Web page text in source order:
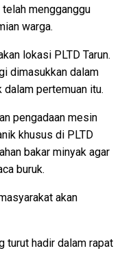
mengganggu
warga.
lokasi PLTD Tarun.
dimasukkan dalam
dalam pertemuan itu.
pengadaan mesin
khusus di PLTD
bakar minyak agar
buruk.
akan
turut hadir dalam rapat